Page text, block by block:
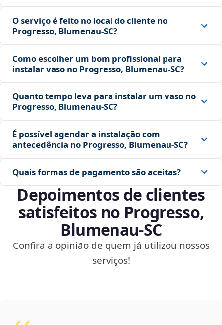
O serviço é feito no local do cliente no
Progresso, Blumenau‑SC?
Como escolher um bom profissional para
instalar vaso no Progresso, Blumenau‑SC?
Quanto tempo leva para instalar um vaso no
Progresso, Blumenau‑SC?
É possível agendar a instalação com
antecedência no Progresso, Blumenau‑SC?
Quais formas de pagamento são aceitas?
Depoimentos de clientes
satisfeitos no Progresso,
Blumenau‑SC
Confira a opinião de quem já utilizou nossos
serviços!